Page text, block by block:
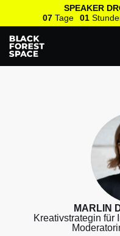
SPEAKER
07 Tage 01
MARLIN
Kreativstrategin für